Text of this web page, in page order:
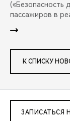
(«Безопасность
пассажиров в
К СПИСКУ
ЗАПИСАТЬСЯ